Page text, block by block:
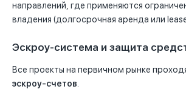
направлений, где применяются
владения (долгосрочная аренда или
Эскроу-система и защита
Все проекты на первичном рынке
эскроу-счетов.